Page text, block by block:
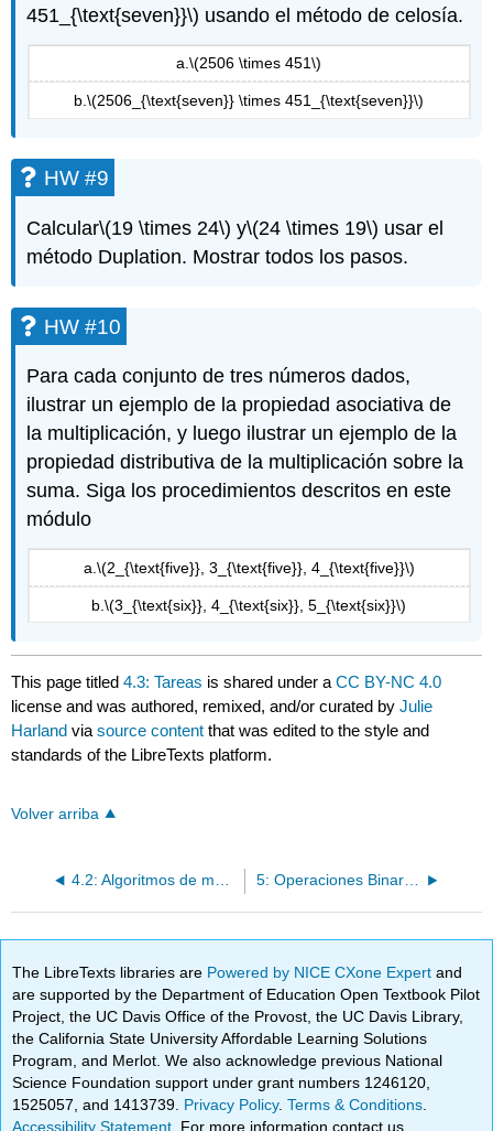
451_{\text{seven}}\) usando el método de celosía.
a.\(2506 \times 451\)
b. \(2506_{\text{seven}} \times 451_{\text{seven}}\)
HW #9
Calcular\(19 \times 24\) y\(24 \times 19\) usar el
método Duplation. Mostrar todos los pasos.
HW #10
Para cada conjunto de tres números dados,
ilustrar un ejemplo de la propiedad asociativa de
la multiplicación, y luego ilustrar un ejemplo de la
propiedad distributiva de la multiplicación sobre la
suma. Siga los procedimientos descritos en este
módulo
a. \(2_{\text{five}}, 3_{\text{five}}, 4_{\text{five}}\)
b. \(3_{\text{six}}, 4_{\text{six}}, 5_{\text{six}}\)
This page titled4.3: Tareas is shared under aCC BY-NC 4.0
license and was authored, remixed, and/or curated byJulie
Harland viasource content that was edited to the style and
standards of the LibreTexts platform.
Volver arriba
5: Operaciones Binarias
The LibreTexts libraries are Powered by NICE CXone Expertand
are supported by the Department of Education Open Textbook Pilot
Project, the UC Davis Office of the Provost, the UC Davis Library,
the California State University Affordable Learning Solutions
Program, and Merlot. We also acknowledge previous National
Science Foundation support under grant numbers 1246120,
1525057, and 1413739. Privacy Policy.Terms & Conditions
Accessibility Statement . For more information contact us